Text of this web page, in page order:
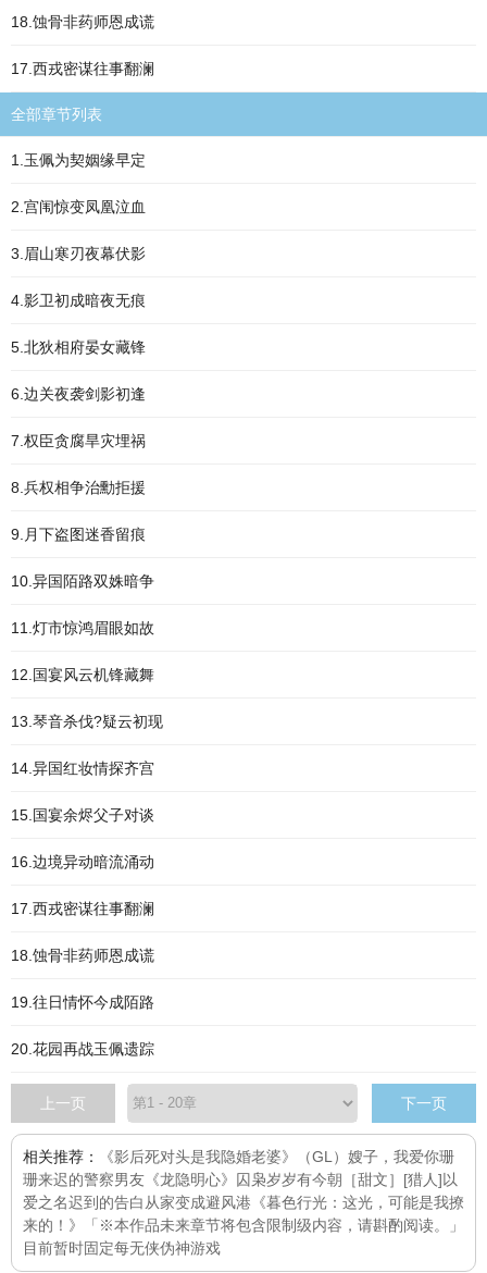
18.蚀骨非药师恩成谎
17.西戎密谋往事翻澜
全部章节列表
1.玉佩为契姻缘早定
2.宫闱惊变凤凰泣血
3.眉山寒刃夜幕伏影
4.影卫初成暗夜无痕
5.北狄相府晏女藏锋
6.边关夜袭剑影初逢
7.权臣贪腐旱灾埋祸
8.兵权相争治勳拒援
9.月下盗图迷香留痕
10.异国陌路双姝暗争
11.灯市惊鸿眉眼如故
12.国宴风云机锋藏舞
13.琴音杀伐?疑云初现
14.异国红妆情探齐宫
15.国宴余烬父子对谈
16.边境异动暗流涌动
17.西戎密谋往事翻澜
18.蚀骨非药师恩成谎
19.往日情怀今成陌路
20.花园再战玉佩遗踪
上一页 下一页
相关推荐： 《影后死对头是我隐婚老婆》（GL） 嫂子，我爱你珊
珊来迟的警察男友 《龙隐明心》 囚枭岁岁有今朝［甜文］ [猎人]以
爱之名迟到的告白 从家变成避风港 《暮色行光：这光，可能是我撩
来的！》「※本作品未来章节将包含限制级内容，请斟酌阅读。」
目前暂时固定每无侠伪神游戏